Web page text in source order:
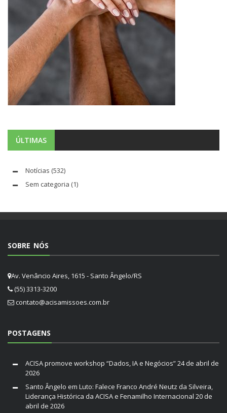
ÚLTIMAS
Notícias (532)
Sem categoria (1)
SOBRE NÓS
Av. Venâncio Aires, 1615 - Santo Ângelo/RS
(55) 3313-3200
contato@acisamissoes.com.br
POSTAGENS
ACISA promove workshop “Dados, IA e Negócios”24 de abril de
2026
Santo Ângelo em Luto: Falece Franco André Neutz da Silveira,
Liderança Histórica da ACISA e Fenamilho Internacional 20 de
abril de 2026